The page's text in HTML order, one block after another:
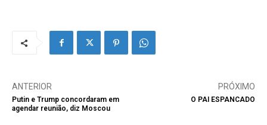
ANTERIOR
Putin e Trump concordaram em
agendar reunião, diz Moscou
PRÓXIMO
O PAI ESPANCADO